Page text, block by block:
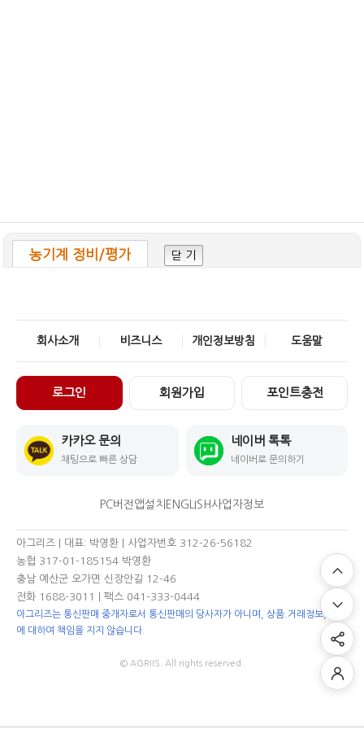
농기계 정비/평가 닫 기
회사소개 비즈니스 개인정보방침 도움말
로그인 회원가입 포인트충전
카카오 문의
채팅으로 빠른 상담
네이버 톡톡
네이버로 문의하기
PC버전 앱설치 ENGLISH사업자정보
아그리즈 | 대표: 박영환 | 사업자번호 312-26-56182
농협 317-01-185154 박영환
충남 예산군 오가면 신장안길 12-46
전화 1688-3011
| 팩스 041-333-0444
아그리즈는 통신판매 중개자로서 통신판매의 당사자가 아니며, 상품.거래정보, 거래
에 대하여 책임을 지지 않습니다.
© AGRIIS. All rights reserved.